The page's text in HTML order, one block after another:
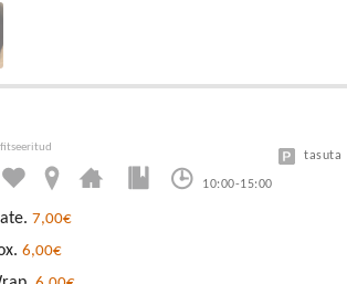
10:00-15:00
tasuta
7,00€
6,00€